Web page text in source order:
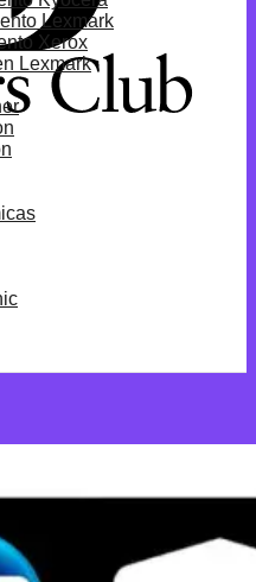
Lexmark
Xerox
Lexmark